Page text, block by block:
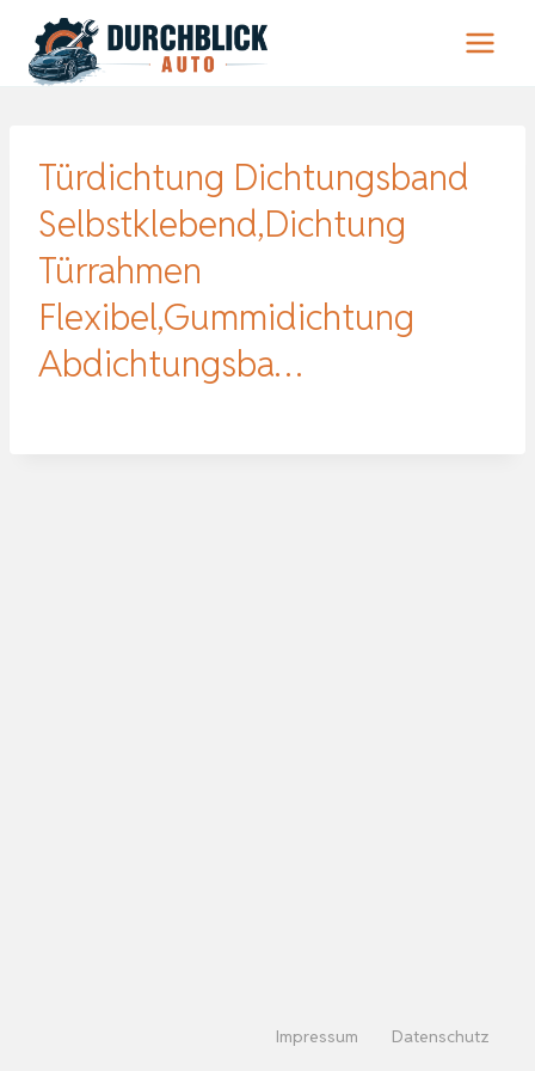
Inhalt
springen
Türdichtung Dichtungsband
Selbstklebend,Dichtung
Türrahmen
Flexibel,Gummidichtung
Abdichtungsba…
Impressum Datenschutz